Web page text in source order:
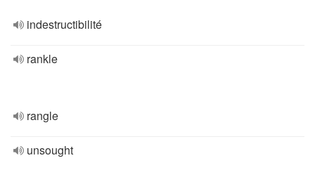
indestructibilité
rankle
rangle
unsought